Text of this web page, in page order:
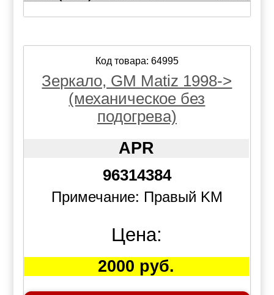
Код товара: 64995
Зеркало, GM Matiz 1998->
(механическое без
подогрева)
APR
96314384
Примечание: Правый KM
Цена:
2000 руб.